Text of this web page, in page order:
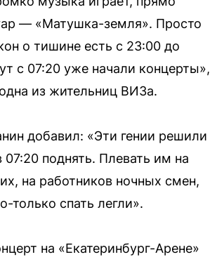
— «Матушка-земля». Просто
о тишине есть с 23:00 до
с 07:20 уже начали концерты»,
из жительниц ВИЗа.
добавил: «Эти гении решили
07:20 поднять. Плевать им на
на работников ночных смен,
только спать легли».
на «Екатеринбург-Арене»